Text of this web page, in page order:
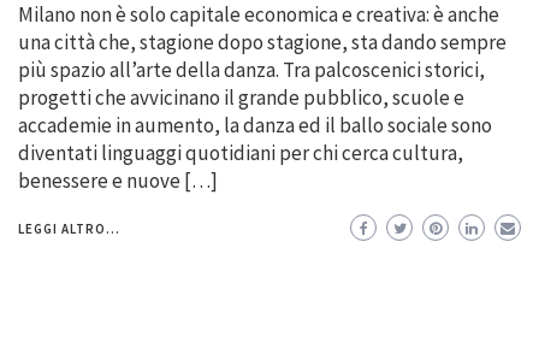
Milano non è solo capitale economica e creativa: è anche
una città che, stagione dopo stagione, sta dando sempre
più spazio all’arte della danza. Tra palcoscenici storici,
progetti che avvicinano il grande pubblico, scuole e
accademie in aumento, la danza ed il ballo sociale sono
diventati linguaggi quotidiani per chi cerca cultura,
benessere e nuove […]
LEGGI ALTRO...